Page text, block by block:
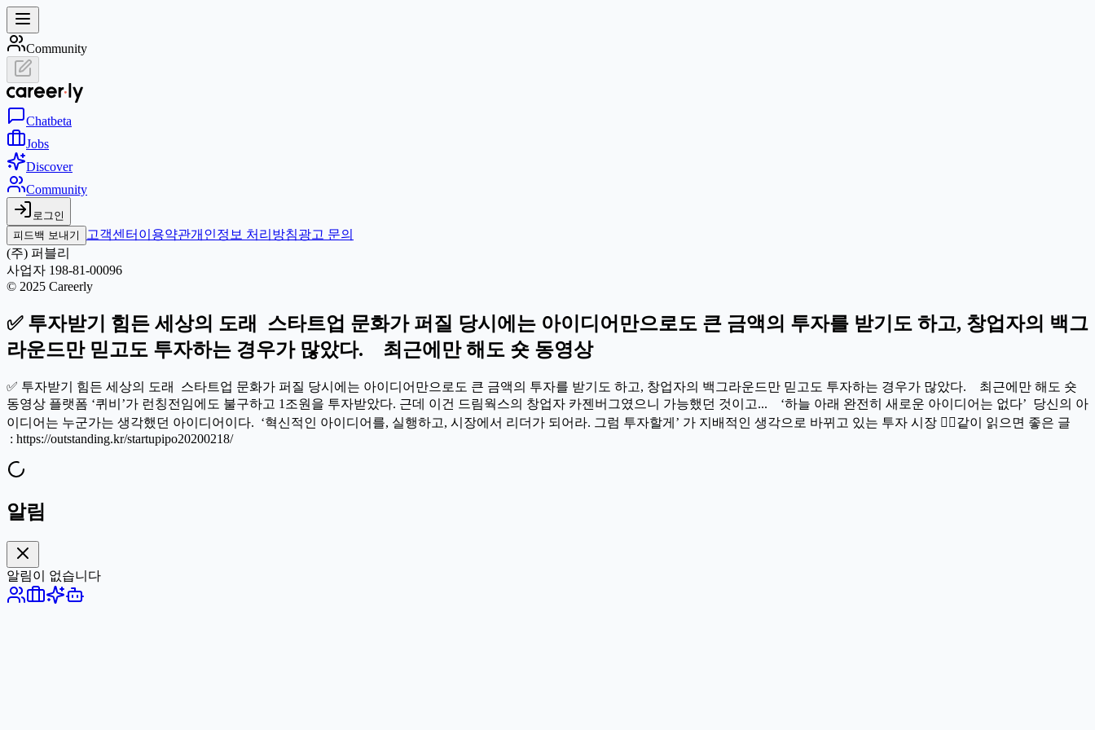
Community
Chatbeta
Jobs
Discover
Community
로그인
피드백 보내기
고객센터 이용약관개인정보 처리방침광고 문의
(주) 퍼블리
사업자 198-81-00096
© 2025 Careerly
✅ 투자받기 힘든 세상의 도래 스타트업 문화가 퍼질 당시에는 아이디어만으로도 큰 금액의 투자를 받기도 하고, 창업자의 백그
라운드만 믿고도 투자하는 경우가 많았다. 최근에만 해도 숏 동영상
✅ 투자받기 힘든 세상의 도래 스타트업 문화가 퍼질 당시에는 아이디어만으로도 큰 금액의 투자를 받기도 하고, 창업자의 백그라운드만 믿고도 투자하는 경우가 많았다. 최근에만 해도 숏
동영상 플랫폼 ‘퀴비’가 런칭전임에도 불구하고 1조원을 투자받았다. 근데 이건 드림웍스의 창업자 카젠버그였으니 가능했던 것이고... ‘하늘 아래 완전히 새로운 아이디어는 없다’ 당신의 아
이디어는 누군가는 생각했던 아이디어이다. ‘혁신적인 아이디어를, 실행하고, 시장에서 리더가 되어라. 그럼 투자할게’ 가 지배적인 생각으로 바뀌고 있는 투자 시장 👉🏻같이 읽으면 좋은 글
: https://outstanding.kr/startupipo20200218/
알림
알림이 없습니다